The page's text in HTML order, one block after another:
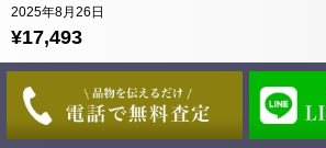
¥17,493
2025年8月26日
¥17,454
2025年8月25日